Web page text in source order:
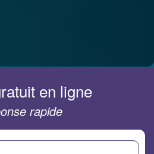
en ligne
rapide